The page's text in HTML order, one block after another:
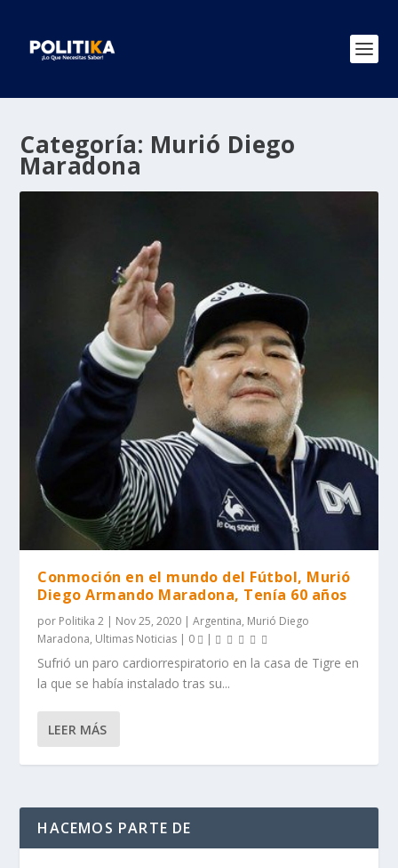
Categoría: Murió Diego
Maradona
Conmoción en el mundo del Fútbol, Murió
Diego Armando Maradona, Tenía 60 años
por Politika 2 | Nov 25, 2020 |Argentina, Murió Diego
Maradona, Ultimas Noticias | 0 |
Sufrió un paro cardiorrespiratorio en la casa de Tigre en
la que se había instalado tras su...
LEER MÁS
HACEMOS PARTE DE